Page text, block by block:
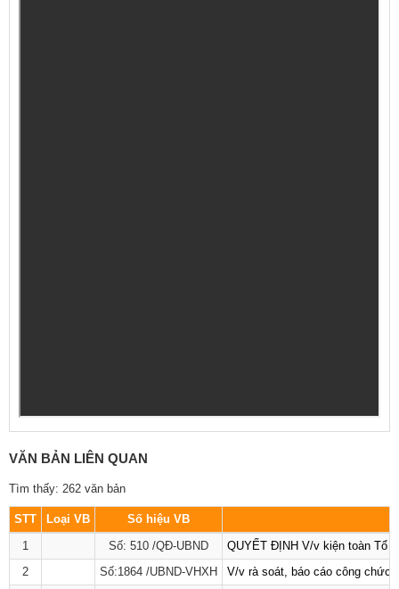
VĂN BẢN LIÊN QUAN
Tìm thấy: 262 văn bản
STT Loại VB
Số hiệu VB
1
Số: 510 /QĐ-UBND
QUYẾT ĐỊNH V/v kiện toàn Tổ
2
Số:1864 /UBND-VHXH
V/v rà soát, báo cáo công chức